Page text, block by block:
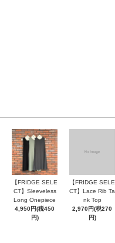
【FRIDGE SELE
CT】Sleeveless
Long Onepiece
4,950円(税450
円)
【FRIDGE SELE
CT】Lace Rib Ta
nk Top
2,970円(税270
円)